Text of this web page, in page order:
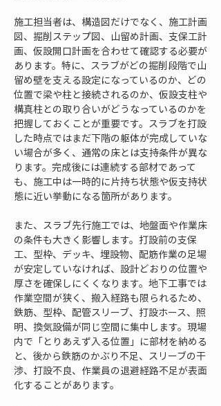
施工担当者は、構造図だけでなく、施工計画
図、掘削ステップ図、山留め計画、支保工計
画、仮設開口計画を合わせて確認する必要が
あります。特に、スラブがどの掘削段階で山
留め壁を支える設定になっているのか、どの
位置で梁や柱と接続されるのか、仮設支柱や
構真柱との取り合いがどうなっているのかを
把握しておくことが重要です。スラブを打設
した時点ではまだ下階の躯体が完成していな
い場合が多く、通常の床とは支持条件が異な
ります。完成後には連続する部材であって
も、施工中は一時的に片持ち状態や仮支持状
態に近い挙動になる箇所があります。
また、スラブ先行施工では、地盤面や作業床
の条件も大きく影響します。打設前の支保
工、型枠、デッキ、埋設物、配筋作業の足場
が安定していなければ、設計どおりの位置や
厚さを確保しにくくなります。地下工事では
作業空間が狭く、搬入経路も限られるため、
鉄筋、型枠、配管スリーブ、打設ホース、照
明、換気設備が同じ空間に集中します。現場
内で「とりあえず入る位置」に部材を納める
と、後から鉄筋のかぶり不足、スリーブの干
渉、打設不良、作業員の退避経路不足が表面
化することがあります。